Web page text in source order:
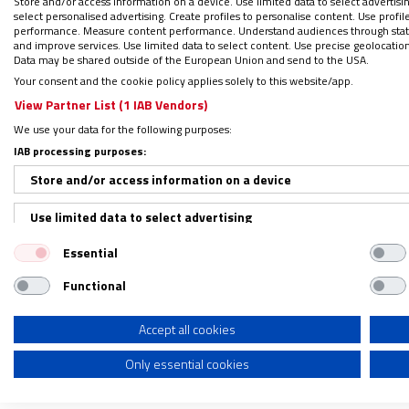
simbolizan la honda influencia del
para señalarel reconocimiento que Puy
erigido a diez kilómetros de Toledo, hace
“Mostramos el papel de la religión en la
afirman desde el equipo de Puy du Fou
La aspiración es transmitir, divulgar,
estándar de lo que conocemos como
caracteriza por el carácter cultural
una inmersión emocionante en su pasado.
salgan con ganas de investigar más sobre
Tres espectáculos
select personalised advertising. Create profiles to personalise content. Use
performance. Measure content performance. Understand audiences through
and improve services. Use limited data to select content. Use precise
Data may be shared outside of the European Union and send to the USA.
Your consent and the cookie policy applies solely to this website/app.
View Partner List (1 IAB Vendors)
We use your data for the following purposes:
IAB processing purposes:
Store and/or access information on a device
Use limited data to select advertising
Create profiles for personalised advertising
Use profiles to select personalised advertising
Create profiles to personalise content
Use profiles to select personalised content
Essential
Functional
Accept all cookies
Only essential cookies